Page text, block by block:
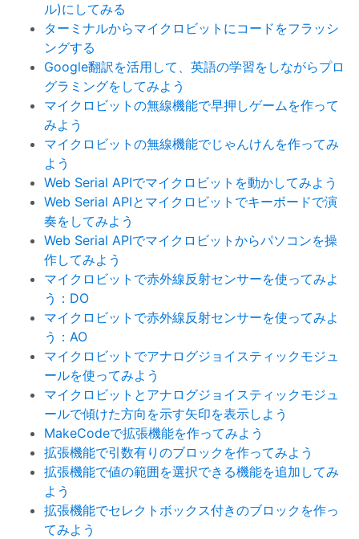
ル)にしてみる
ターミナルからマイクロビットにコードをフラッシ
ングする
Google翻訳を活用して、英語の学習をしながらプロ
グラミングをしてみよう
マイクロビットの無線機能で早押しゲームを作って
みよう
マイクロビットの無線機能でじゃんけんを作ってみ
よう
Web Serial APIでマイクロビットを動かしてみよう
Web Serial APIとマイクロビットでキーボードで演
奏をしてみよう
Web Serial APIでマイクロビットからパソコンを操
作してみよう
マイクロビットで赤外線反射センサーを使ってみよ
う：DO
マイクロビットで赤外線反射センサーを使ってみよ
う：AO
マイクロビットでアナログジョイスティックモジュ
ールを使ってみよう
マイクロビットとアナログジョイスティックモジュ
ールで傾けた方向を示す矢印を表示しよう
MakeCodeで拡張機能を作ってみよう
拡張機能で引数有りのブロックを作ってみよう
拡張機能で値の範囲を選択できる機能を追加してみ
よう
拡張機能でセレクトボックス付きのブロックを作っ
てみよう